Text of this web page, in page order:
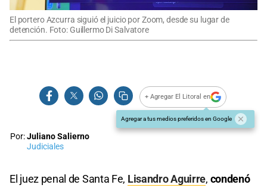
El portero Azcurra siguió el juicio por Zoom, desde su lugar de
detención. Foto: Guillermo Di Salvatore
+ Agregar El Litoral en
Agregar a tus medios preferidos en Google
Por:Juliano Salierno
Judiciales
El juez penal de Santa Fe, Lisandro Aguirre, condenó